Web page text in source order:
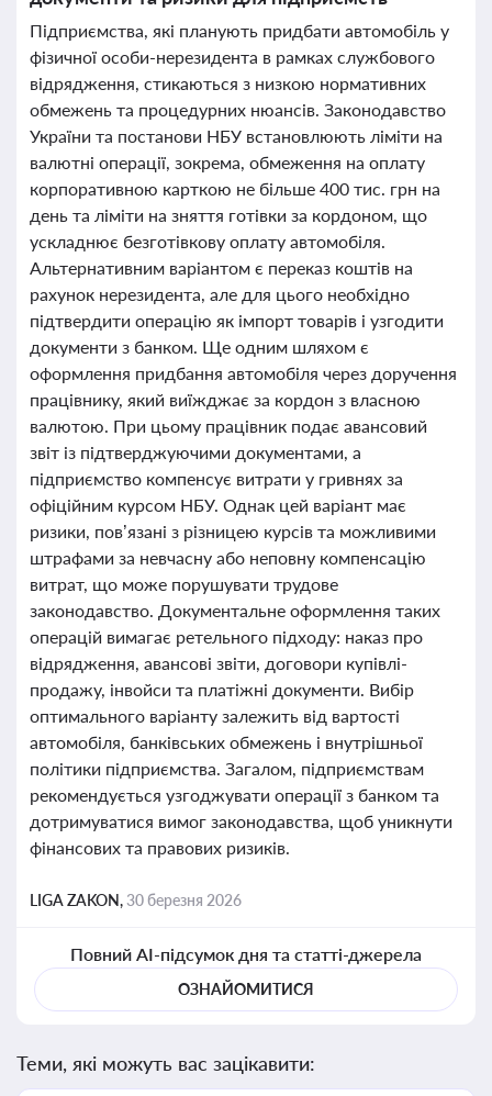
Підприємства, які планують придбати автомобіль у
фізичної особи-нерезидента в рамках службового
відрядження, стикаються з низкою нормативних
обмежень та процедурних нюансів. Законодавство
України та постанови НБУ встановлюють ліміти на
валютні операції, зокрема, обмеження на оплату
корпоративною карткою не більше 400 тис. грн на
день та ліміти на зняття готівки за кордоном, що
ускладнює безготівкову оплату автомобіля.
Альтернативним варіантом є переказ коштів на
рахунок нерезидента, але для цього необхідно
підтвердити операцію як імпорт товарів і узгодити
документи з банком. Ще одним шляхом є
оформлення придбання автомобіля через доручення
працівнику, який виїжджає за кордон з власною
валютою. При цьому працівник подає авансовий
звіт із підтверджуючими документами, а
підприємство компенсує витрати у гривнях за
офіційним курсом НБУ. Однак цей варіант має
ризики, пов’язані з різницею курсів та можливими
штрафами за невчасну або неповну компенсацію
витрат, що може порушувати трудове
законодавство. Документальне оформлення таких
операцій вимагає ретельного підходу: наказ про
відрядження, авансові звіти, договори купівлі-
продажу, інвойси та платіжні документи. Вибір
оптимального варіанту залежить від вартості
автомобіля, банківських обмежень і внутрішньої
політики підприємства. Загалом, підприємствам
рекомендується узгоджувати операції з банком та
дотримуватися вимог законодавства, щоб уникнути
фінансових та правових ризиків.
LIGA ZAKON,30 березня 2026
Повний AI-підсумок дня та статті-джерела
ОЗНАЙОМИТИСЯ
Теми, які можуть вас зацікавити: